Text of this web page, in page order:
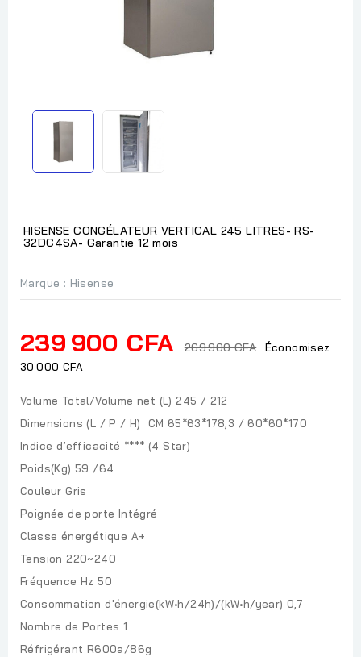
HISENSE CONGÉLATEUR VERTICAL 245 LITRES- RS-
32DC4SA- Garantie 12 mois
Marque : Hisense
239 900 CFA 269 900 CFA
Économisez
30 000 CFA
Volume Total/Volume net (L) 245 / 212
Dimensions (L / P / H) CM 65*63*178,3 / 60*60*170
Indice d’efficacité **** (4 Star)
Poids(Kg) 59 /64
Couleur Gris
Poignée de porte Intégré
Classe énergétique A+
Tension 220~240
Fréquence Hz 50
Consommation d'énergie(kW•h/24h)/(kW•h/year) 0,7
Nombre de Portes 1
Réfrigérant R600a/86g